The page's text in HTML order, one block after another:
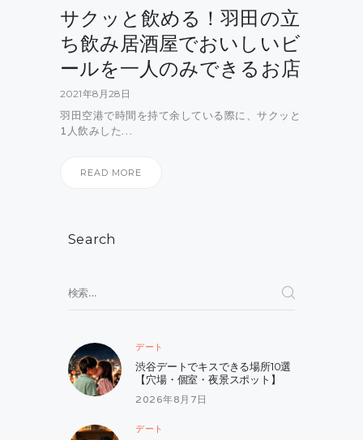
サクッと飲める！羽田の立
ち飲み居酒屋でおいしいビ
ールを一人のみできるお店
2021年8月28日
羽田空港で時間を持て余している際に、サクッと
1人飲みした…
READ MORE
Search
索:
デート
渋谷デートでキスできる場所10選
【穴場・個室・夜景スポット】
2026年8月7日
デート